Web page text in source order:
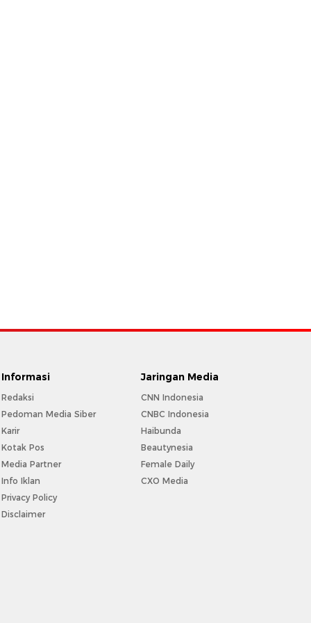
Informasi
Redaksi
Pedoman Media Siber
Karir
Kotak Pos
Media Partner
Info Iklan
Privacy Policy
Disclaimer
Jaringan Media
CNN Indonesia
CNBC Indonesia
Haibunda
Beautynesia
Female Daily
CXO Media